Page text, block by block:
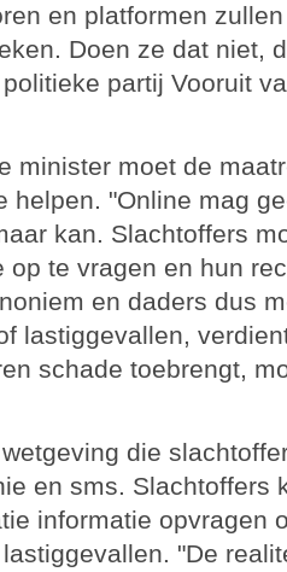
en platformen
Doen ze dat niet,
partij Vooruit
minister moet de
helpen. "Online mag
kan. Slachtoffers
op te vragen en hun
en daders dus
lastiggevallen,
schade toebrengt,
die
en sms. Slachtoffers
informatie opvragen
"De